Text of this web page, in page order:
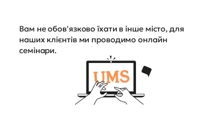
Вам не обов'язково їхати в інше місто, для
наших клієнтів ми проводимо онлайн
семінари.